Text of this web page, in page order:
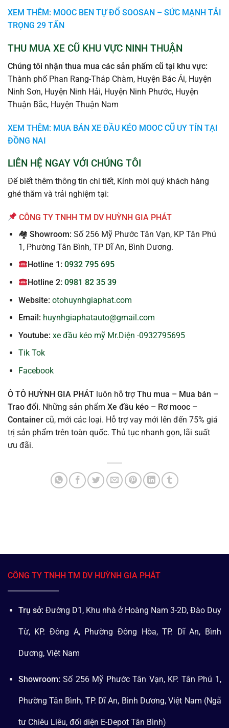
XEM THÊM: MOOC BEN TỰ ĐỔ SOOSAN – SỨC MẠNH TẢI
TRỌNG 29 TẤN
THU MUA XE CŨ KHU VỰC NINH THUẬN
Chúng tôi nhận thua mua các sản phẩm cũ tại khu vực:
Thành phố Phan Rang-Tháp Chàm, Huyện Bác Ái, Huyện
Ninh Sơn, Huyện Ninh Hải, Huyện Ninh Phước, Huyện
Thuận Bắc, Huyện Thuận Nam
XEM THÊM: MUA BÁN XE ĐẦU KÉO MOOC CŨ UY TÍN TẠI
ĐỒNG NAI
LIÊN HỆ NGAY VỚI CHÚNG TÔI
Để biết thêm thông tin chi tiết, Kính mời quý khách hàng
ghé thăm và trải nghiệm tại:
CÔNG TY TNHH TM DV HUỲNH GIA PHÁT
🏘 Showroom: Số 256 Mỹ Phước Tân Vạn, KP Tân Phú
1, Phường Tân Bình, TP Dĩ An, Bình Dương.
Hotline 1: 0932 795 695
Hotline 2:0981 82 35 39
Website: otohuynhgiaphat.com
Email: huynhgiaphatauto@gmail.com
Youtube: xe đầu kéo mỹ Mr.Diện -0932795695
Tik Tok
Facebook
Ô TÔ HUỲNH GIA PHÁT luôn hỗ trợThu mua – Mua bán –
Trao đổi. Những sản phẩm Xe đầu kéo – Rơ mooc –
Container cũ, mới các loại. Hỗ trợ vay mới lên đến 75% giá
trị sản phẩm trên toàn quốc. Thủ tục nhanh gọn, lãi suất
ưu đãi.
CÔNG TY TNHH TM DV HUỲNH GIA PHÁT
Trụ sở: Đường D1, Khu nhà ở Hoàng Nam 3-2D, Đào Duy
Từ, KP. Đông A, Phường Đông Hòa, TP. Dĩ An, Bình
Dương, Việt Nam
Showroom: Số 256 Mỹ Phước Tân Vạn, KP. Tân Phú 1,
Phường Tân Bình, TP. Dĩ An, Bình Dương, Việt Nam (Ngã
tư Chiêu Liêu, đối diện E-Depot Tân Bình)